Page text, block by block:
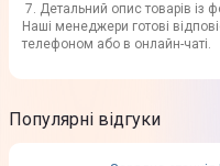
Детальний опис товарів із
Наші менеджери готові
телефоном або в онлайн-чаті.
Популярні відгуки